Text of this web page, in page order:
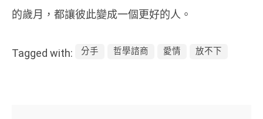
的歲月，都讓彼此變成一個更好的人。
Tagged with: 分手 哲學諮商 愛情 放不下